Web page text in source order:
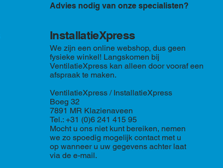
Advies nodig van onze specialisten?
We zijn een online webshop, dus geen
fysieke winkel! Langskomen bij
VentilatieXpress kan alleen door vooraf een
afspraak te maken.
VentilatieXpress / InstallatieXpress
Boeg 32
7891 MR Klazienaveen
Tel.: +31 (0)6 241 415 95
Mocht u ons niet kunt bereiken, nemen
we zo spoedig mogelijk contact met u
op wanneer u uw gegevens achter laat
via de e-mail.
InstallatieXpress